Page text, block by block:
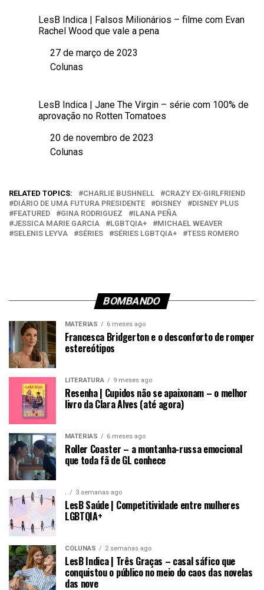
LesB Indica | Falsos Milionários – filme com Evan
Rachel Wood que vale a pena
Data
27 de março de 2023
Em relação a
Colunas
LesB Indica | Jane The Virgin – série com 100% de
aprovação no Rotten Tomatoes
Data
20 de novembro de 2023
Em relação a
Colunas
RELATED TOPICS: CHARLIE BUSHNELL
CRAZY EX-GIRLFRIEND
DIÁRIO DE UMA FUTURA PRESIDENTE
DISNEY
DISNEY PLUS
FEATURED
GINA RODRIGUEZ
ILANA PEÑA
JESSICA MARIE GARCIA
LGBTQIA+
MICHAEL WEAVER
SELENIS LEYVA
SÉRIES SÉRIES LGBTQIA+ TESS ROMERO
BOMBANDO
MATÉRIAS 6 meses ago
Francesca Bridgerton e o desconforto de romper
estereótipos
LITERATURA 9 meses ago
Resenha | Cupidos não se apaixonam – o melhor
livro da Clara Alves (até agora)
MATÉRIAS 6 meses ago
Roller Coaster – a montanha-russa emocional
que toda fã de GL conhece
. 3 semanas ago
LesB Saúde | Competitividade entre mulheres
LGBTQIA+
COLUNAS 2 semanas ago
LesB Indica | Três Graças – casal sáfico que
conquistou o público no meio do caos das novelas
das nove